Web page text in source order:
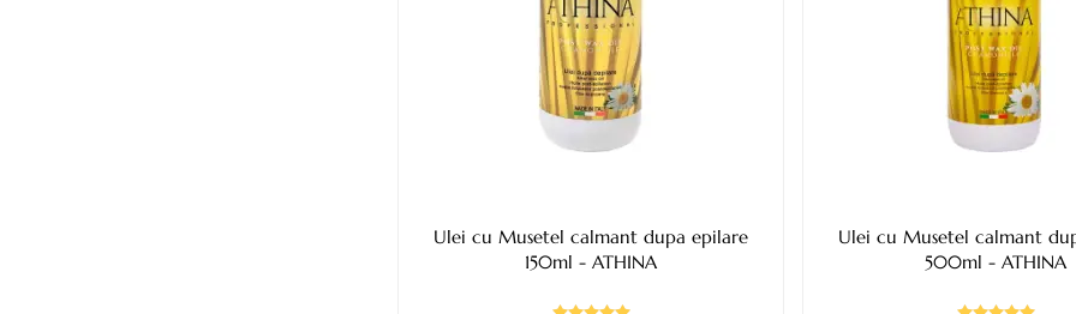
Ulei cu Musetel calmant dupa epilare
150ml - ATHINA
Ulei cu Musetel calmant
500ml - ATHINA